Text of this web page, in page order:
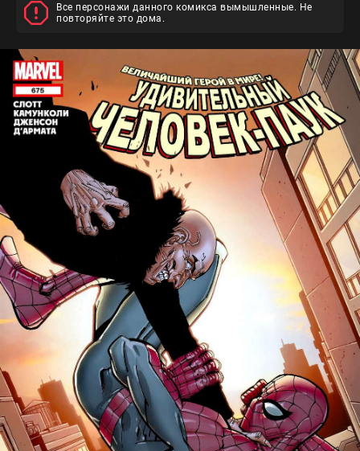
Все персонажи данного комикса вымышленные. Не
повторяйте это дома.